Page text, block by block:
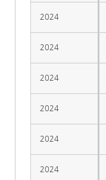
2024
2024
2024
2024
2024
2024